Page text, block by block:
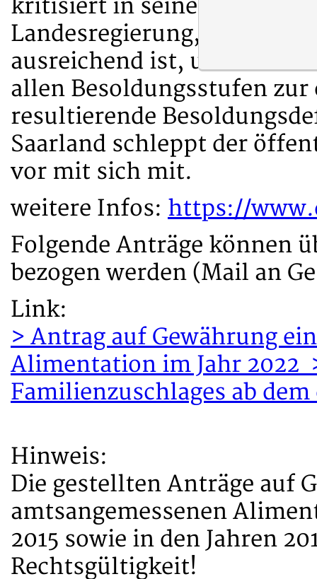
kritisiert in seiner
Landesregierung, dass der
ausreichend ist, um eine
allen Besoldungsstufen zur
resultierende
Saarland schleppt der
vor mit sich mit.
weitere Infos: https://
Folgende Anträge können
bezogen werden (Mail an
Link:
> Antrag auf Gewährung
Alimentation im Jahr 2022
Familienzuschlages ab
Hinweis:
Die gestellten Anträge auf
amtsangemessenen
2015 sowie in den Jahren
Rechtsgültigkeit!